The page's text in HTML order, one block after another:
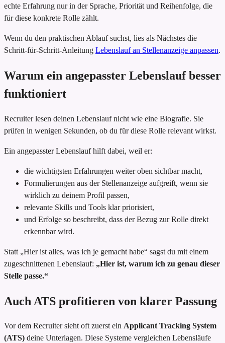
echte Erfahrung nur in der Sprache, Priorität und Reihenfolge, die
für diese konkrete Rolle zählt.
Wenn du den praktischen Ablauf suchst, lies als Nächstes die
Schritt-für-Schritt-Anleitung Lebenslauf an Stellenanzeige anpassen.
Warum ein angepasster Lebenslauf besser
funktioniert
Recruiter lesen deinen Lebenslauf nicht wie eine Biografie. Sie
prüfen in wenigen Sekunden, ob du für diese Rolle relevant wirkst.
Ein angepasster Lebenslauf hilft dabei, weil er:
die wichtigsten Erfahrungen weiter oben sichtbar macht,
Formulierungen aus der Stellenanzeige aufgreift, wenn sie
wirklich zu deinem Profil passen,
relevante Skills und Tools klar priorisiert,
und Erfolge so beschreibt, dass der Bezug zur Rolle direkt
erkennbar wird.
Statt „Hier ist alles, was ich je gemacht habe“ sagst du mit einem
zugeschnittenen Lebenslauf: „Hier ist, warum ich zu genau dieser
Stelle passe.“
Auch ATS profitieren von klarer Passung
Vor dem Recruiter sieht oft zuerst ein Applicant Tracking System
(ATS) deine Unterlagen. Diese Systeme vergleichen Lebensläufe